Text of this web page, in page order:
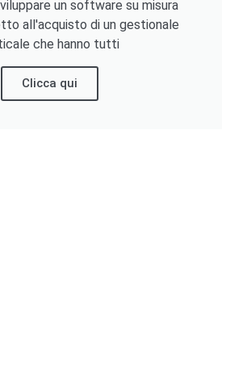
un software su misura
all'acquisto di un gestionale
che hanno tutti
Clicca qui